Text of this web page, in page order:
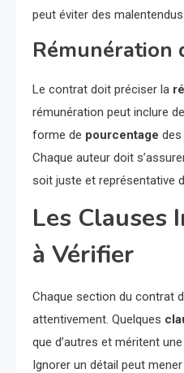
peut éviter des
Rémunération
Le contrat doit préciser la
rémunération peut inclure
forme de pourcentage des
Chaque auteur doit
soit juste et représentative
Les Clauses
à Vérifier
Chaque section du contrat
attentivement. Quelques
que d’autres et méritent
Ignorer un détail peut